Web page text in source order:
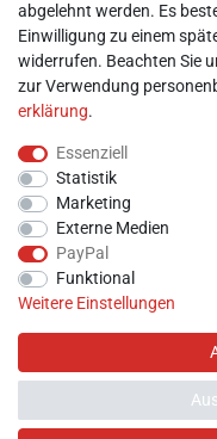
► Registrieren
► Login
► Warenkorb
► Zur Kasse
abgelehnt werden. Es
Einwilligung zu einem
widerrufen. Beachten Sie
zur Verwendung
erklärung.
Essenziell
Statistik
Marketing
Externe Medien
PayPal
Funktional
Weitere Einstellungen